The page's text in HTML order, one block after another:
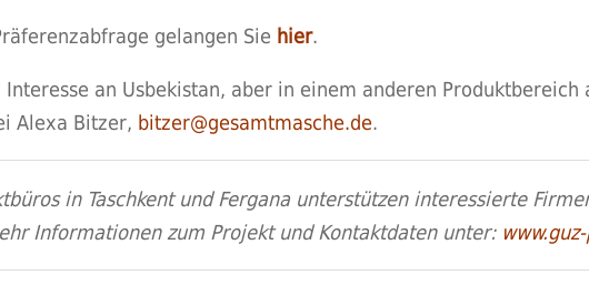
gelangen Sie hier.
an Usbekistan, aber in einem anderen Produktbereich
Alexa Bitzer, bitzer@gesamtmasche.de.
in Taschkent und Fergana unterstützen interessierte
Informationen zum Projekt und Kontaktdaten unter: